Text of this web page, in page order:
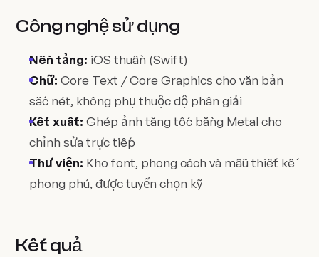
Công nghệ sử dụng
Nền tảng: iOS thuần (Swift)
Chữ: Core Text / Core Graphics cho văn bản
sắc nét, không phụ thuộc độ phân giải
Kết xuất: Ghép ảnh tăng tốc bằng Metal cho
chỉnh sửa trực tiếp
Thư viện: Kho font, phong cách và mẫu thiết kế
phong phú, được tuyển chọn kỹ
Kết quả